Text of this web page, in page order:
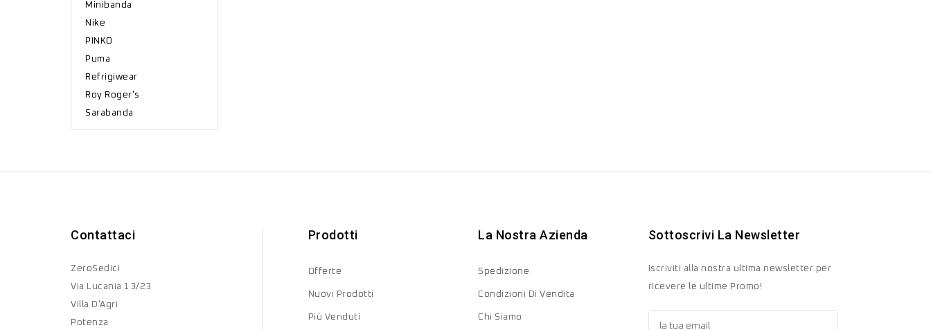
Minibanda
Nike
PINKO
Puma
Refrigiwear
Roy Roger's
Sarabanda
Contattaci
ZeroSedici
Via Lucania 13/23
Villa D'Agri
Potenza
Prodotti
Offerte
Nuovi Prodotti
Più Venduti
La Nostra Azienda
Spedizione
Condizioni Di Vendita
Chi Siamo
Sottoscrivi La Newsletter
Iscriviti alla nostra ultima newsletter per
ricevere le ultime Promo!